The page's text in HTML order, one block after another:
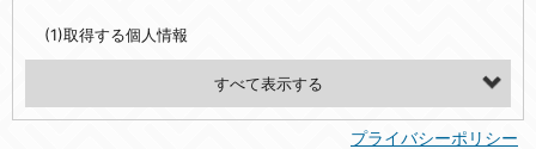
(1)取得する個人情報
(2)利用目的
プライバシーポリシー